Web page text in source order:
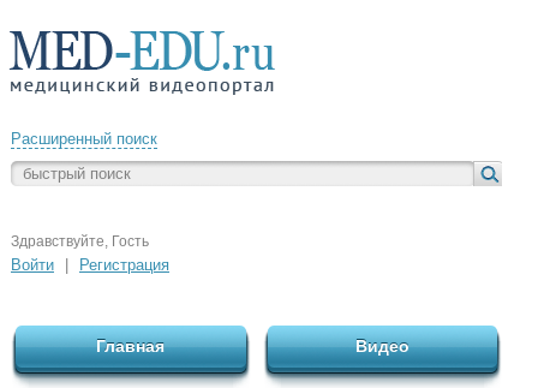
Расширенный поиск
Здравствуйте, Гость
Войти Регистрация
Главная Видео